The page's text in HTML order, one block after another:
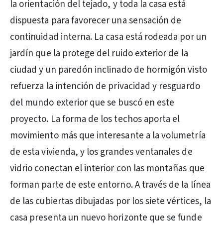
la orientación del tejado, y toda la casa está
dispuesta para favorecer una sensación de
continuidad interna. La casa está rodeada por un
jardín que la protege del ruido exterior de la
ciudad y un paredón inclinado de hormigón visto
refuerza la intención de privacidad y resguardo
del mundo exterior que se buscó en este
proyecto. La forma de los techos aporta el
movimiento más que interesante a la volumetría
de esta vivienda, y los grandes ventanales de
vidrio conectan el interior con las montañas que
forman parte de este entorno. A través de la línea
de las cubiertas dibujadas por los siete vértices, la
casa presenta un nuevo horizonte que se funde